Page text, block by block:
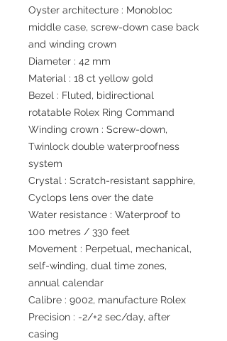
Oyster architecture : Monobloc
middle case, screw-down case back
and winding crown
Diameter : 42 mm
Material : 18 ct yellow gold
Bezel : Fluted, bidirectional
rotatable Rolex Ring Command
Winding crown : Screw-down,
Twinlock double waterproofness
system
Crystal : Scratch-resistant sapphire,
Cyclops lens over the date
Water resistance : Waterproof to
100 metres / 330 feet
Movement : Perpetual, mechanical,
self-winding, dual time zones,
annual calendar
Calibre : 9002, manufacture Rolex
Precision : -2/+2 sec/day, after
casing